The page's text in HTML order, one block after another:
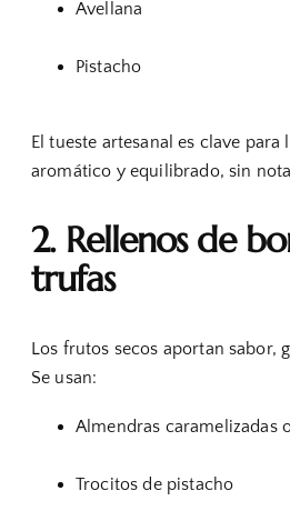
Avellana
Pistacho
El tueste artesanal es clave
aromático y equilibrado, sin
2. Rellenos de
trufas
Los frutos secos aportan sabor,
Se usan:
Almendras caramelizadas
Trocitos de pistacho